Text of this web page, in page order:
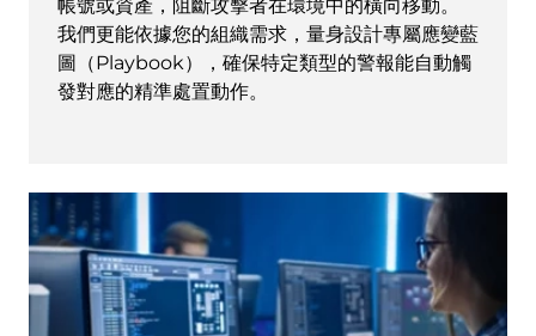
帳號或資產，阻斷攻擊者在環境中的橫向移動。
我們更能依據您的組織需求，量身設計專屬應變藍
圖（Playbook），確保特定類型的警報能自動觸
發對應的精準處置動作。